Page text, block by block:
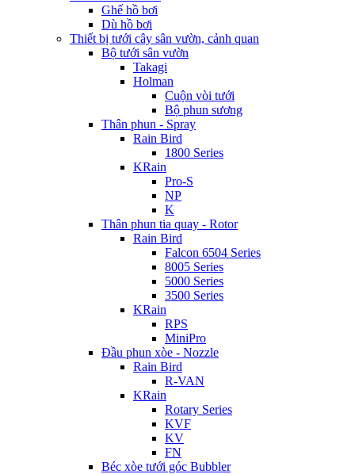
Ghế hồ bơi
Dù hồ bơi
Thiết bị tưới cây sân vườn, cảnh quan
Bộ tưới sân vườn
Takagi
Holman
Cuộn vòi tưới
Bộ phun sương
Thân phun - Spray
Rain Bird
1800 Series
KRain
Pro-S
NP
K
Thân phun tia quay - Rotor
Rain Bird
Falcon 6504 Series
8005 Series
5000 Series
3500 Series
KRain
RPS
MiniPro
Đầu phun xòe - Nozzle
Rain Bird
R-VAN
KRain
Rotary Series
KVF
KV
FN
Béc xòe tưới góc Bubbler